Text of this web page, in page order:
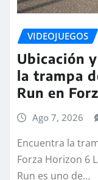
VIDEOJUEGOS
Ubicación
la trampa
Run en
Ago 7, 2026
Encuentra la
Forza Horizon 6
Run es uno de…